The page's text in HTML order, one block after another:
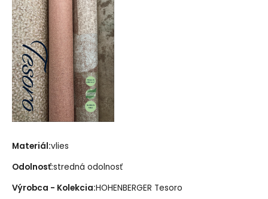
Materiál:vlies
Odolnosť:stredná odolnosť
Výrobca - Kolekcia:HOHENBERGER Tesoro